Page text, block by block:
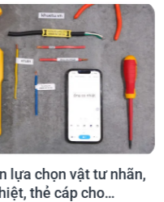
lựa chọn vật tư nhãn,
thẻ cáp cho